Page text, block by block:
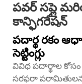
పవర్ సప్లై
కాన్ఫిగరేషన్
పదార్థ రకం
సెట్టింగ్లు
వివిధ పదార్థాల కోసం
సరఫరా